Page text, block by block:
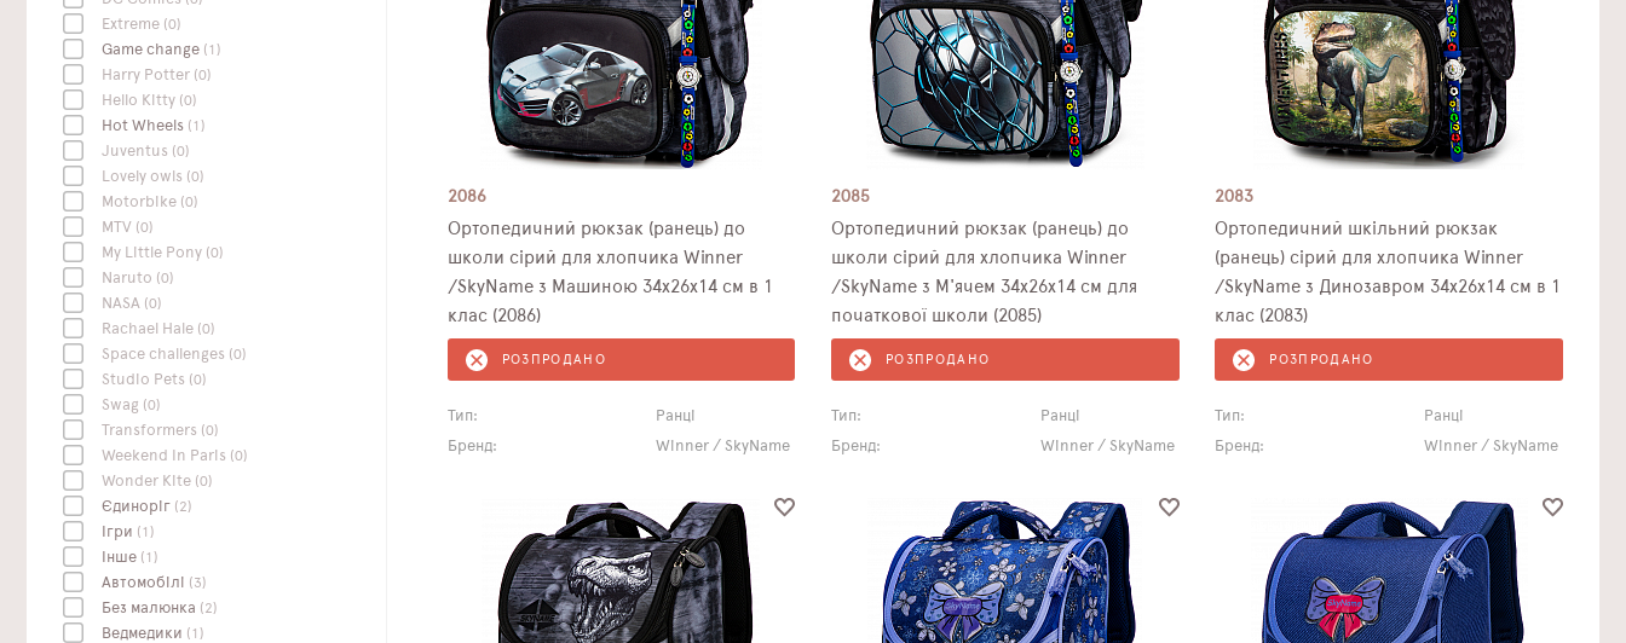
Extreme (0)
Game change (1)
Harry Potter (0)
Hello Kitty (0)
Hot Wheels (1)
Juventus (0)
Lovely owls (0)
Motorbike (0)
MTV (0)
My Little Pony (0)
Naruto (0)
NASA (0)
Rachael Hale (0)
Space challenges (0)
Studio Pets (0)
Swag (0)
Transformers (0)
Weekend In Paris (0)
Wonder Kite (0)
Єдиноріг (2)
Ігри (1)
Інше (1)
Автомобілі (3)
Без малюнка (2)
Ведмедики (1)
2086
Ортопедичний рюкзак (ранець) до
школи сірий для хлопчика Winner
/SkyName з Машиною 34х26х14 см в 1
клас (2086)
РОЗПРОДАНО
Тип:
Ранці
Бренд:
Winner / SkyName
2085
Ортопедичний рюкзак (ранець) до
школи сірий для хлопчика Winner
/SkyName з М'ячем 34х26х14 см для
початкової школи (2085)
РОЗПРОДАНО
Тип:
Ранці
Бренд:
Winner / SkyName
2083
Ортопедичний шкільний рюкзак
(ранець) сірий для хлопчика Winner
/SkyName з Динозавром 34х26х14 см в 1
клас (2083)
РОЗПРОДАНО
Тип:
Ранці
Бренд:
Winner / SkyName